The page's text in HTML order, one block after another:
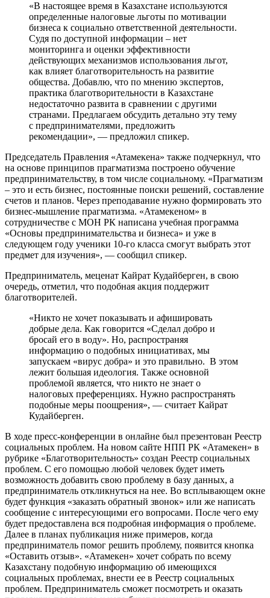
«В настоящее время в Казахстане используются
определенные налоговые льготы по мотивации
бизнеса к социально ответственной деятельности.
Судя по доступной информации – нет
мониторинга и оценки эффективности
действующих механизмов использования льгот,
как влияет благотворительность на развитие
общества. Добавлю, что по мнению экспертов,
практика благотворительности в Казахстане
недостаточно развита в сравнении с другими
странами. Предлагаем обсудить детально эту тему
с предпринимателями, предложить
рекомендации», — предложил спикер.
Председатель Правления «Атамекена» также подчеркнул, что
на основе принципов прагматизма построено обучение
предпринимательству, в том числе социальному. «Прагматизм
– это и есть бизнес, постоянные поиски решений, составление
счетов и планов. Через преподавание нужно формировать это
бизнес-мышление прагматизма. «Атамекеном» в
сотрудничестве с МОН РК написана учебная программа
«Основы предпринимательства и бизнеса» и уже в
следующем году ученики 10-го класса смогут выбрать этот
предмет для изучения», — сообщил спикер.
Предприниматель, меценат Кайрат Кудайберген, в свою
очередь, отметил, что подобная акция поддержит
благотворителей.
«Никто не хочет показывать и афишировать
добрые дела. Как говорится «Сделал добро и
бросай его в воду». Но, распространяя
информацию о подобных инициативах, мы
запускаем «вирус добра» и это правильно. В этом
лежит большая идеология. Также основной
проблемой является, что никто не знает о
налоговых преференциях. Нужно распространять
подобные меры поощрения», — считает Кайрат
Кудайберген.
В ходе пресс-конференции в онлайне был презентован Реестр
социальных проблем. На новом сайте НПП РК «Атамекен» в
рубрике «Благотворительность» создан Реестр социальных
проблем. С его помощью любой человек будет иметь
возможность добавить свою проблему в базу данных, а
предприниматель откликнуться на нее. Во всплывающем окне
будет функция «заказать обратный звонок» или же написать
сообщение с интересующими его вопросами. После чего ему
будет предоставлена вся подробная информация о проблеме.
Далее в планах публикация ниже примеров, когда
предприниматель помог решить проблему, появится кнопка
«Оставить отзыв». «Атамекен» хочет собрать по всему
Казахстану подобную информацию об имеющихся
социальных проблемах, внести ее в Реестр социальных
проблем. Предприниматель сможет посмотреть и оказать